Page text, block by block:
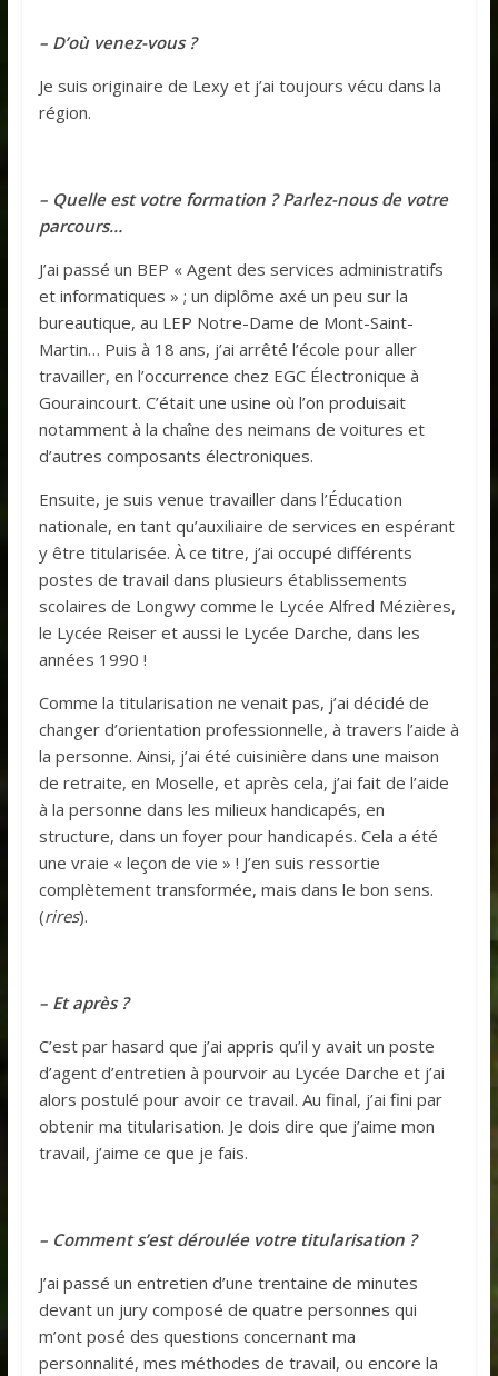
– D’où venez-vous ?
Je suis originaire de Lexy et j’ai toujours vécu dans la
région.
– Quelle est votre formation ? Parlez-nous de votre
parcours…
J’ai passé un BEP « Agent des services administratifs
et informatiques » ; un diplôme axé un peu sur la
bureautique, au LEP Notre-Dame de Mont-Saint-
Martin… Puis à 18 ans, j’ai arrêté l’école pour aller
travailler, en l’occurrence chez EGC Électronique à
Gouraincourt. C’était une usine où l’on produisait
notamment à la chaîne des neimans de voitures et
d’autres composants électroniques.
Ensuite, je suis venue travailler dans l’Éducation
nationale, en tant qu’auxiliaire de services en espérant
y être titularisée. À ce titre, j’ai occupé différents
postes de travail dans plusieurs établissements
scolaires de Longwy comme le Lycée Alfred Mézières,
le Lycée Reiser et aussi le Lycée Darche, dans les
années 1990 !
Comme la titularisation ne venait pas, j’ai décidé de
changer d’orientation professionnelle, à travers l’aide à
la personne. Ainsi, j’ai été cuisinière dans une maison
de retraite, en Moselle, et après cela, j’ai fait de l’aide
à la personne dans les milieux handicapés, en
structure, dans un foyer pour handicapés. Cela a été
une vraie « leçon de vie » ! J’en suis ressortie
complètement transformée, mais dans le bon sens.
(rires).
– Et après ?
C’est par hasard que j’ai appris qu’il y avait un poste
d’agent d’entretien à pourvoir au Lycée Darche et j’ai
alors postulé pour avoir ce travail. Au final, j’ai fini par
obtenir ma titularisation. Je dois dire que j’aime mon
travail, j’aime ce que je fais.
– Comment s’est déroulée votre titularisation ?
J’ai passé un entretien d’une trentaine de minutes
devant un jury composé de quatre personnes qui
m’ont posé des questions concernant ma
personnalité, mes méthodes de travail, ou encore la